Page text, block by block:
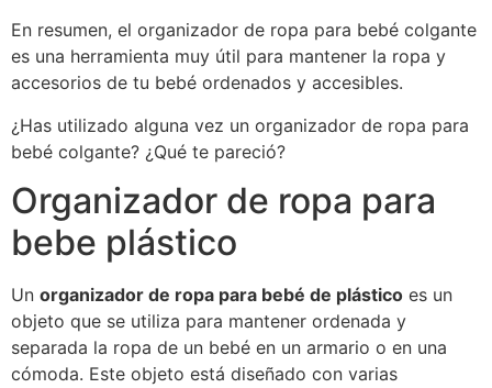
En resumen, el organizador de ropa para bebé colgante
es una herramienta muy útil para mantener la ropa y
accesorios de tu bebé ordenados y accesibles.
¿Has utilizado alguna vez un organizador de ropa para
bebé colgante? ¿Qué te pareció?
Organizador de ropa para
bebe plástico
Un organizador de ropa para bebé de plástico es un
objeto que se utiliza para mantener ordenada y
separada la ropa de un bebé en un armario o en una
cómoda. Este objeto está diseñado con varias